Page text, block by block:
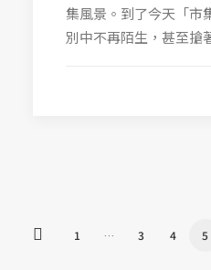
集風景。到了今天「市
別中不再陌生，甚至搶
1 … 3 4 5